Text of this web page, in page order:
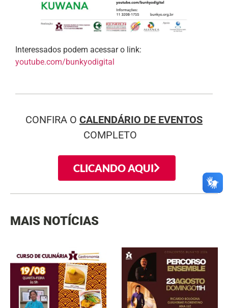
Interessados podem acessar o link:
youtube.com/bunkyodigital
CONFIRA O CALENDÁRIO DE EVENTOS
COMPLETO
CLICANDO AQUI
MAIS NOTÍCIAS